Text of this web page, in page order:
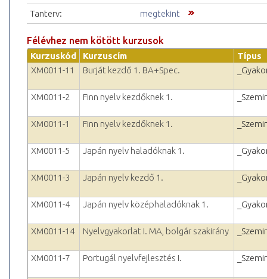
Tanterv:
megtekint
Félévhez nem kötött kurzusok
Kurzuskód Kurzuscím
Típus
XM0011-11
Burját kezdő 1. BA+Spec.
XM0011-2 Finn nyelv kezdőknek 1.
XM0011-1 Finn nyelv kezdőknek 1.
XM0011-5 Japán nyelv haladóknak 1.
XM0011-3 Japán nyelv kezdő 1.
XM0011-4 Japán nyelv középhaladóknak 1.
XM0011-14 Nyelvgyakorlat I. MA, bolgár szakirány
XM0011-7 Portugál nyelvfejlesztés I.